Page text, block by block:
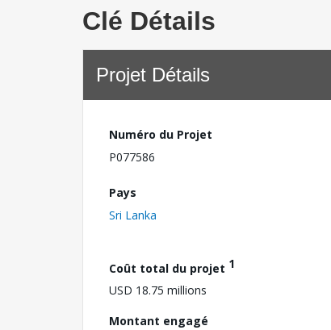
Clé Détails
Projet Détails
Numéro du Projet
P077586
Pays
Sri Lanka
Coût total du projet 1
USD 18.75 millions
Montant engagé